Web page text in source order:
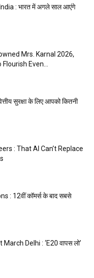
: भारत में अगले साल आएंगे
Mrs. Karnal 2026,
Even...
सुरक्षा के लिए आपको कितनी
: That AI Can’t Replace
: 12वीं कॉमर्स के बाद सबसे
Delhi : ‘E20 वापस लो’